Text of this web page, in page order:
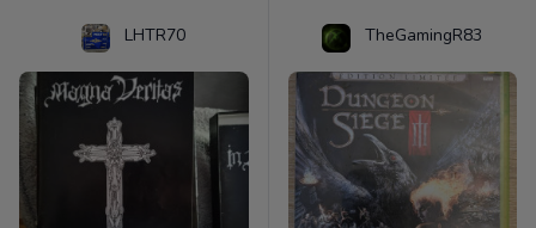
LHTR70 TheGamingR83